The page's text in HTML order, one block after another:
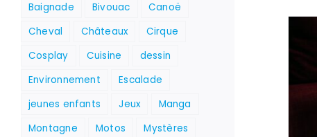
Baignade
Bivouac
Canoë
Cheval
Châteaux
Cirque
Cosplay
Cuisine
dessin
Environnement
Escalade
jeunes enfants
Jeux
Manga
Montagne
Motos
Mystères